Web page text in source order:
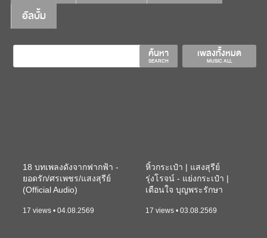
อัลบั้ม
เพลงทั้งหมด
MUSIC ALL
ค้นหา
SEARCH
18 บทเพลงดังจากฟากฟ้า -
ยอดรัก/ศรเพชร/แสงสุรีย์
(Official Audio)
17 views • 04.08.2569
หิ้วกระเป๋า | แสงสุรีย์
รุ่งโรจน์ - แย่งกระเป๋า |
เตือนใจ บุญพระรักษา
17 views • 03.08.2569